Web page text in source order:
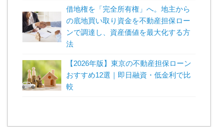
借地権を「完全所有権」へ。地主から
の底地買い取り資金を不動産担保ロー
ンで調達し、資産価値を最大化する方
法
【2026年版】東京の不動産担保ローン
おすすめ12選｜即日融資・低金利で比
較